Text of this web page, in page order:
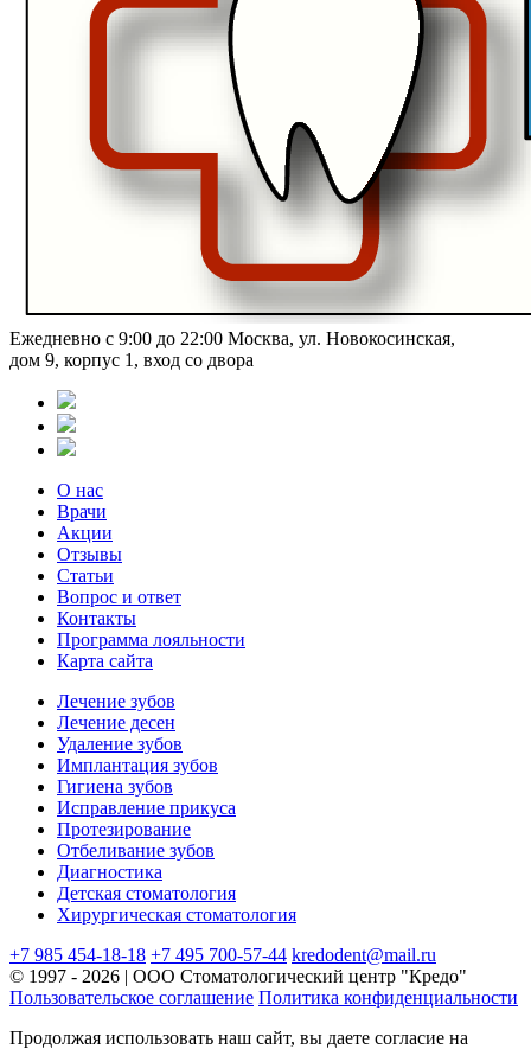
Ежедневно с 9:00 до 22:00 Москва, ул. Новокосинская,
дом 9, корпус 1, вход со двора
О нас
Врачи
Акции
Отзывы
Статьи
Вопрос и ответ
Контакты
Программа лояльности
Карта сайта
Лечение зубов
Лечение десен
Удаление зубов
Имплантация зубов
Гигиена зубов
Исправление прикуса
Протезирование
Отбеливание зубов
Диагностика
Детская стоматология
Хирургическая стоматология
+7 985 454-18-18 +7 495 700-57-44 kredodent@mail.ru
© 1997 - 2026 | ООО Стоматологический центр "Кредо"
Пользовательское соглашение Политика конфиденциальности
Продолжая использовать наш сайт, вы даете согласие на